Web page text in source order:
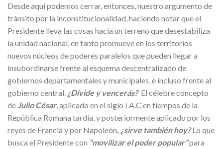
Desde aquí podemos cerrar, entonces, nuestro argumento de
tránsito por la inconstitucionalidad, haciendo notar que el
Presidente lleva las cosas hacia un terreno que desestabiliza
la unidad nacional, en tanto promueve en los territorios
nuevos núcleos de poderes paralelos que pueden llegar a
insubordinarse frente al esquema descentralizado de
gobiernos departamentales y municipales, e incluso frente al
gobierno central. ¿Divide y vencerás?El célebre concepto
de Julio César, aplicado en el siglo I A.C en tiempos de la
República Romana tardía, y posteriormente aplicado por los
reyes de Francia y por Napoleón, ¿sirve también hoy?Lo que
busca el Presidente con “movilizar el poder popular”para